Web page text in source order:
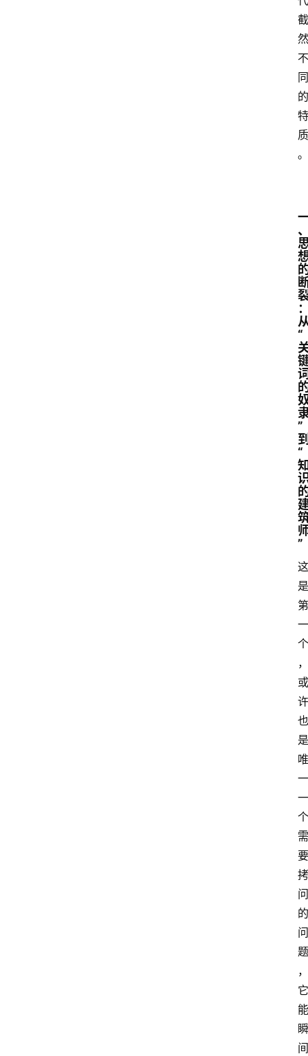
截
然
不
同
的
特
质
。
“
”
“
”
这
是
第
一
个
，
或
许
也
是
唯
一
一
个
需
要
拷
问
的
问
题
，
它
能
瞬
间